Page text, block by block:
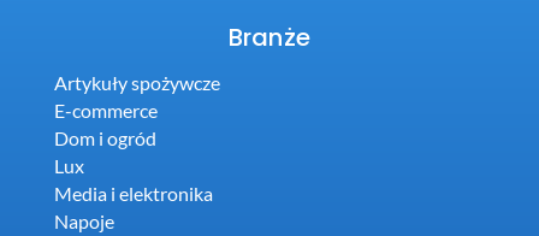
Branże
Artykuły spożywcze
E-commerce
Dom i ogród
Lux
Media i elektronika
Napoje